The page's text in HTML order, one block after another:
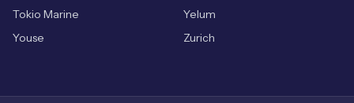
Tokio Marine
Yelum
Youse
Zurich